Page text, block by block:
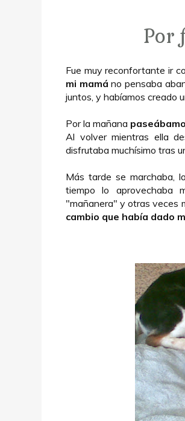
Por
Fue muy reconfortante ir
mi mamáno pensaba
juntos, y habíamos creado
Por la mañana
Al volver mientras ella
disfrutaba muchísimo tras
Más tarde se marchaba,
tiempo lo aprovechaba
"mañanera" y otras veces
cambio que había dado